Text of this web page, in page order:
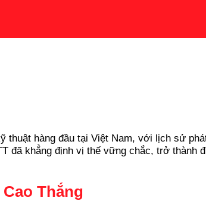
hàng đầu tại Việt Nam, với lịch sử
đã khẳng định vị thế vững chắc, trở thành
Thắng